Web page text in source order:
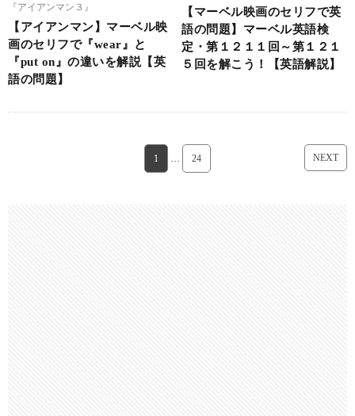
『アイアンマン３』
【アイアンマン】マーベル映
画のセリフで『wear』と
『put on』の違いを解説【英
語の問題】
【マーベル映画のセリフで英
語の問題】マーベル英語検
定・第１２１１回～第１２１
５回を解こう！【英語解説】
1 … 24 NEXT